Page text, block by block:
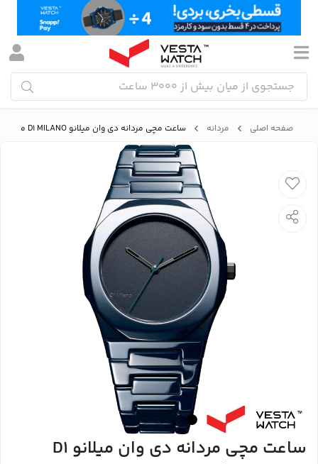
صفحه اصلی مردانه ساعت مچی مردانه دی وان میلانو D1 MILANO مدل D1-CEBU03
ساعت مچی مردانه دی وان میلانو D1